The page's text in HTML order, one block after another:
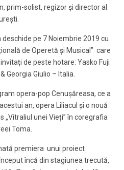
prim-solist, regizor și director al
deschide pe 7 Noiembrie 2019 cu
de Operetă și Musical” care
de peste hotare: Yasko Fuji
Georgia Giulio – Italia.
opera-pop Cenușăreasa, ce a
an, opera Liliacul și o nouă
„Vitraliul unei Vieți” în coregrafia
Toma.
premiera unui proiect
încă din stagiunea trecută,